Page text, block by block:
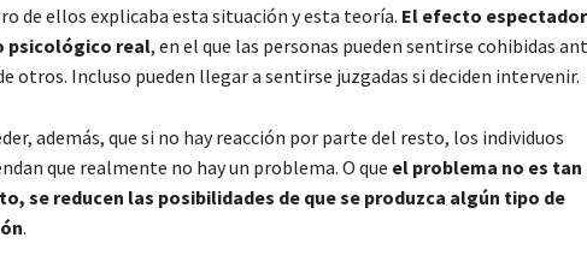
de ellos explicaba esta situación y esta teoría. El efecto espectador
psicológico real, en el que las personas pueden sentirse cohibidas
otros. Incluso pueden llegar a sentirse juzgadas si deciden intervenir.
además, que si no hay reacción por parte del resto, los individuos
que realmente no hay un problema. O que el problema no es tan
se reducen las posibilidades de que se produzca algún tipo de
.